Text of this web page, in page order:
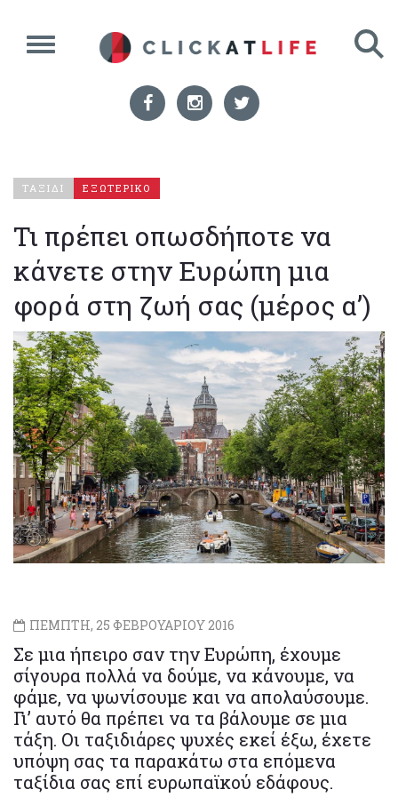
ΤΑΞΙΔΙ ΕΞΩΤΕΡΙΚΟ
Τι πρέπει οπωσδήποτε να
κάνετε στην Ευρώπη μια
φορά στη ζωή σας (μέρος α’)
ΠΕΜΠΤΗ, 25 ΦΕΒΡΟΥΑΡΙΟΥ 2016
Σε μια ήπειρο σαν την Ευρώπη, έχουμε
σίγουρα πολλά να δούμε, να κάνουμε, να
φάμε, να ψωνίσουμε και να απολαύσουμε.
Γι’ αυτό θα πρέπει να τα βάλουμε σε μια
τάξη. Οι ταξιδιάρες ψυχές εκεί έξω, έχετε
υπόψη σας τα παρακάτω στα επόμενα
ταξίδια σας επί ευρωπαϊκού εδάφους.